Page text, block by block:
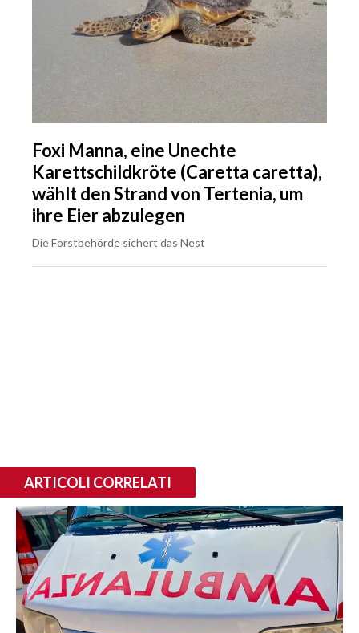
Foxi Manna, eine Unechte
Karettschildkröte (Caretta caretta),
wählt den Strand von Tertenia, um
ihre Eier abzulegen
Die Forstbehörde sichert das Nest
ARTICOLI CORRELATI